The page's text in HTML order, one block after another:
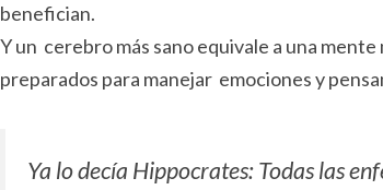
benefician.
Y un cerebro más sano equivale a una
preparados para manejar emociones y
Ya lo decía Hippocrates: Todas las